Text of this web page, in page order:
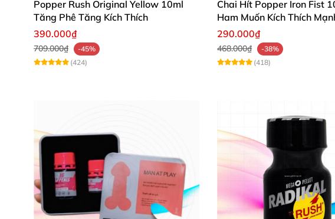
Popper Rush Original Yellow 10ml
Tăng Phê Tăng Kích Thích
390.000₫
709.000₫
-45%
(424)
Chai Hít Popper Iron Fist
Ham Muốn Kích Thích
290.000₫
468.000₫
-38%
(418)